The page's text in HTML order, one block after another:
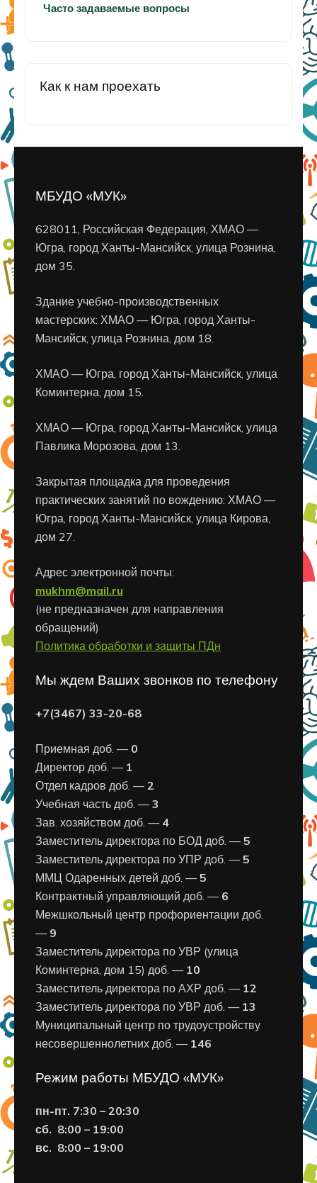
Часто задаваемые вопросы
Как к нам проехать
МБУДО «МУК»
628011, Российская Федерация, ХМАО —
Югра, город Ханты-Мансийск, улица Рознина,
дом 35.
Здание учебно-производственных
мастерских: ХМАО — Югра, город Ханты-
Мансийск, улица Рознина, дом 18.
ХМАО — Югра, город Ханты-Мансийск, улица
Коминтерна, дом 15.
ХМАО — Югра, город Ханты-Мансийск, улица
Павлика Морозова, дом 13.
Закрытая площадка для проведения
практических занятий по вождению: ХМАО —
Югра, город Ханты-Мансийск, улица Кирова,
дом 27.
Адрес электронной почты:
mukhm@mail.ru
(не предназначен для направления
обращений)
Политика обработки и защиты ПДн
Мы ждем Ваших звонков по телефону
+7(3467) 33-20-68
Приемная доб. — 0
Директор доб. — 1
Отдел кадров доб. —2
Учебная часть доб. —3
Зав. хозяйством доб. — 4
Заместитель директора по БОД доб. —5
Заместитель директора по УПР доб. —5
ММЦ Одаренных детей доб. —5
Контрактный управляющий доб. — 6
Межшкольный центр профориентации доб.
— 9
Заместитель директора по УВР (улица
Коминтерна, дом 15) доб. — 10
Заместитель директора по АХР доб. — 12
Заместитель директора по УВР доб. — 13
Муниципальный центр по трудоустройству
несовершеннолетних доб. — 146
Режим работы МБУДО «МУК»
пн-пт. 7:30 – 20:30
сб. 8:00 – 19:00
вс. 8:00 – 19:00